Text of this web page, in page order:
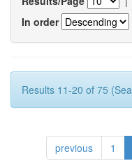
In order
Results 11-20 of 75
previous 1